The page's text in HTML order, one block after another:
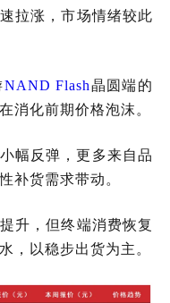
拉涨，市场情绪较此
NAND Flash晶圆端的
消化前期价格泡沫。
幅反弹，更多来自品
补货需求带动。
升，但终端消费恢复
，以稳步出货为主。